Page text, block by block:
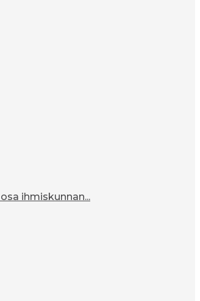
ihmiskunnan...